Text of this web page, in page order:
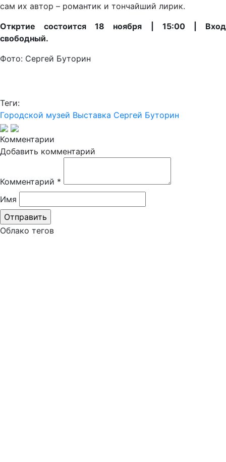
сам их автор – романтик и тончайший лирик.
Откртие состоится 18 ноября | 15:00 | Вход
свободный.
Фото: Сергей Буторин
Теги:
Городской музей Выставка Сергей Буторин
Комментарии
Добавить комментарий
Комментарий *
Имя
Облако тегов